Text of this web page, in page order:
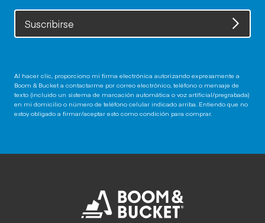
Suscribirse
Al hacer clic, proporciono mi firma electrónica autorizando expresamente a
Boom & Bucket a contactarme por correo electrónico, teléfono o mensaje de
texto (incluido un sistema de marcación automática o voz artificial/pregrabada)
en mi domicilio o número de teléfono celular indicado arriba. Entiendo que no
estoy obligado a firmar/aceptar esto como condición para comprar.